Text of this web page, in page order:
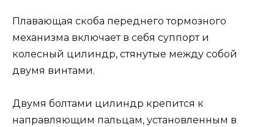
Плавающая скоба переднего тормозного
механизма включает в себя суппорт и
колесный цилиндр, стянутые между собой
двумя винтами.
Двумя болтами цилиндр крепится к
направляющим пальцам, установленным в